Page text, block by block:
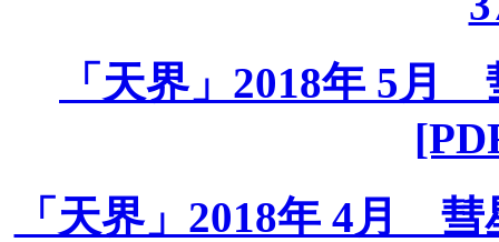
「天界」2018年 5
「天界」2018年 4月